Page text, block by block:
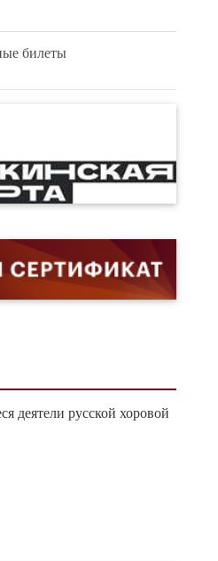
билеты
русской хоровой